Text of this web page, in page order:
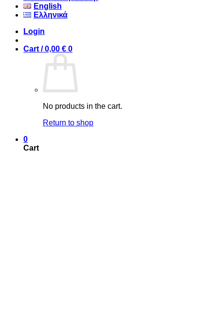
English
Ελληνικά
Login
Cart /0,00 € 0
No products in the cart.
Return to shop
0
Cart